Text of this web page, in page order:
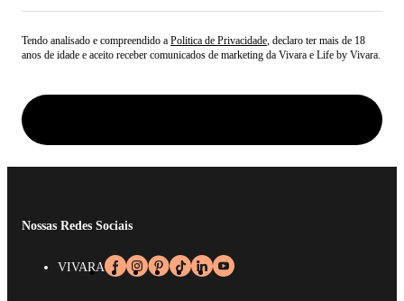
Tendo analisado e compreendido a Politica de Privacidade, declaro ter mais de 18
anos de idade e aceito receber comunicados de marketing da Vivara e Life by Vivara.
Nossas Redes Sociais
VIVARA